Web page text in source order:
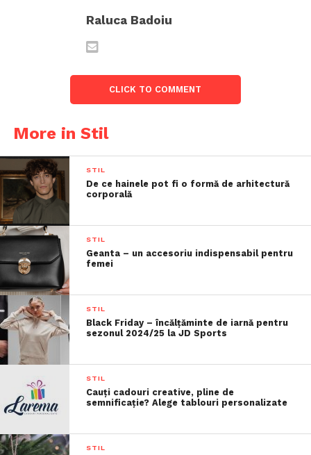
Raluca Badoiu
CLICK TO COMMENT
More in Stil
STIL
De ce hainele pot fi o formă de arhitectură
corporală
STIL
Geanta – un accesoriu indispensabil pentru
femei
STIL
Black Friday – încălțăminte de iarnă pentru
sezonul 2024/25 la JD Sports
STIL
Cauți cadouri creative, pline de
semnificație? Alege tablouri personalizate
STIL